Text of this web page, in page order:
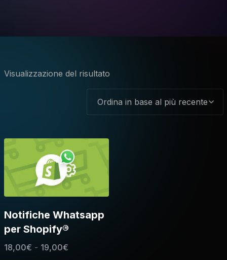
Visualizzazione del risultato
Notifiche Whatsapp
per Shopify®
18,00€ - 19,00€